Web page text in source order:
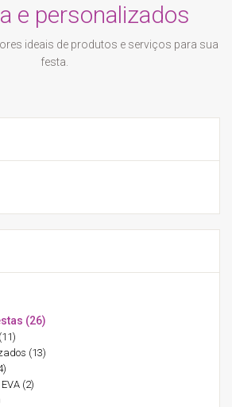
e personalizados
ideais de produtos e serviços para sua
festa.
(26)
(13)
(2)